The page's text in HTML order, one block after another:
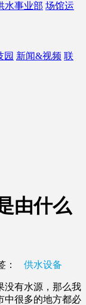
水事业部 场馆运
园 新闻&视频 联
由什么
： 供水设备
没有水源，那么我
中很多的地方都必